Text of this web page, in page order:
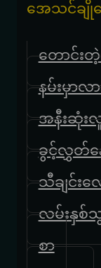
အေသင်ချို
တောင်း
နမ်းမှာလာ
အနီးဆုံး
ခွင့်လွှတ်န
သီချင်း
လမ်းနှစ်
စာ